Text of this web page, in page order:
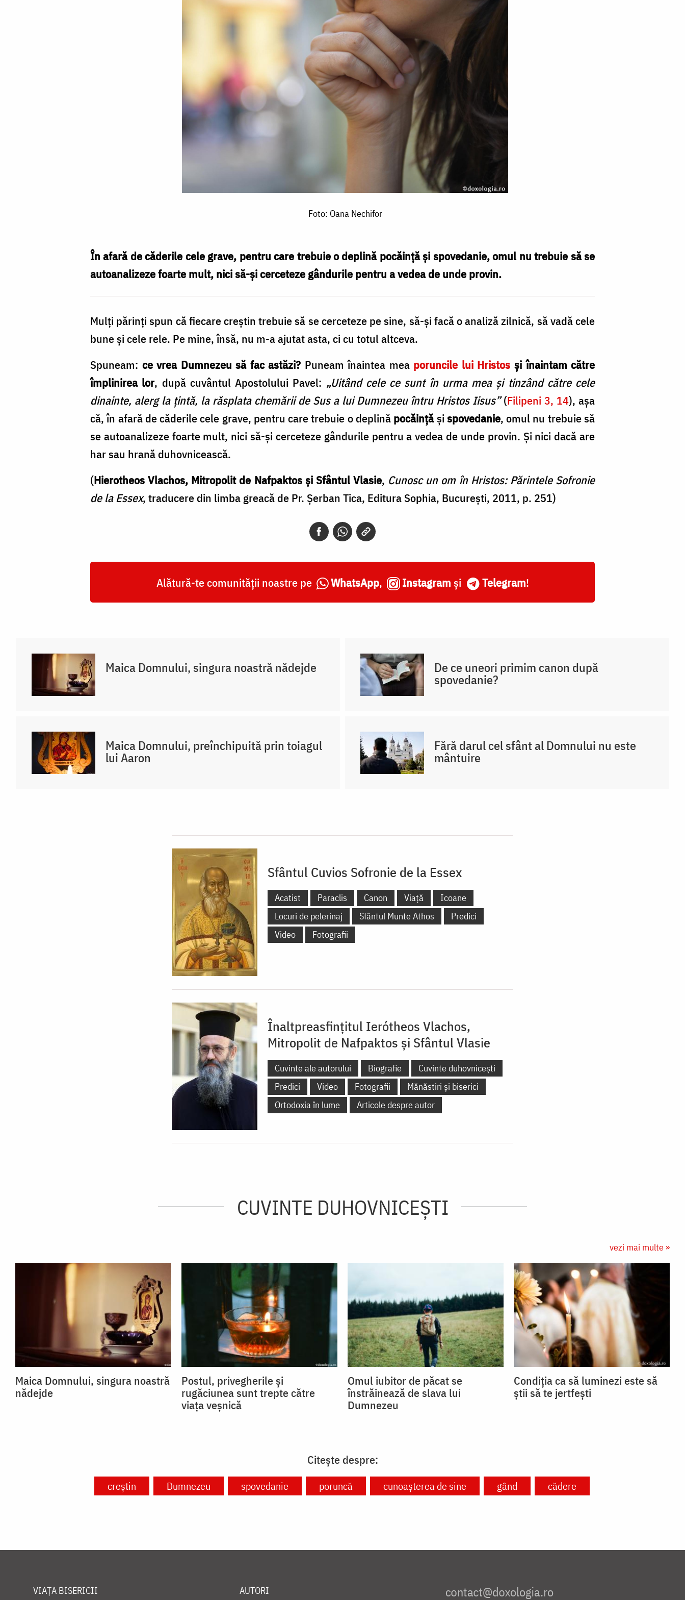
Foto: Oana Nechifor
În afară de căderile cele gra­ve, pentru care trebuie o deplină pocăință și spovedanie, omul nu trebuie să se
autoanalizeze foarte mult, nici să-și cerceteze gândurile pentru a vedea de unde provin.
Mulți părinți spun că fiecare creștin trebuie să se cerceteze pe sine, să-și facă o analiză zilnică, să vadă cele
bune și cele rele. Pe mine, însă, nu m-a ajutat asta, ci cu totul altceva.
Spuneam: ce vrea Dumnezeu să fac astăzi? Puneam înaintea mea poruncile lui Hristos și înaintam către
împlinirea lor, după cuvântul Apostolului Pavel: „Uitând cele ce sunt în urma mea și tinzând către cele
dinainte, alerg la țintă, la răsplata chemării de Sus a lui Dum­nezeu întru Hristos Iisus”(Filipeni 3, 14), așa
că, în afară de căderile cele gra­ve, pentru care trebuie o deplină pocăințăși spovedanie, omul nu trebuie să
se autoanalizeze foarte mult, nici să-și cerceteze gândurile pentru a vedea de unde provin. Și nici dacă are
har sau hrană duhovnicească.
(Hierotheos Vlachos, Mitropolit de Nafpaktos și Sfântul Vlasie, Cunosc un om în Hristos: Părintele Sofronie
de la Essex, traducere din limba greacă de Pr. Șerban Tica, Editura Sophia, București, 2011, p. 251)
Alătură-te comunității noastre pe WhatsApp, Instagram și Telegram!
Maica Domnului, singura noastră nădejde De ce uneori primim canon după
spovedanie?
Maica Domnului, preînchipuită prin toiagul
lui Aaron
Fără darul cel sfânt al Domnului nu este
mântuire
Sfântul Cuvios Sofronie de la Essex
Acatist Paraclis Canon Viață
Icoane
Locuri de pelerinaj
Sfântul Munte Athos
Predici
Video
Fotografii
Înaltpreasfințitul Ierótheos Vlachos,
Mitropolit de Nafpaktos și Sfântul Vlasie
Cuvinte ale autorului Biografie
Cuvinte duhovnicești
Predici
Video Fotografii
Mănăstiri și biserici
Ortodoxia în lume
Articole despre autor
CUVINTE DUHOVNICEȘTI
vezi mai multe »
Maica Domnului, singura noastră
nădejde
Postul, privegherile și
rugăciunea sunt trepte către
viața veșnică
Omul iubitor de păcat se
înstrăinează de slava lui
Dumnezeu
Condiția ca să luminezi este să
știi să te jertfești
Citește despre:
creștin Dumnezeu spovedanie poruncă cunoașterea de sine gând cădere
VIAȚA BISERICII AUTORI